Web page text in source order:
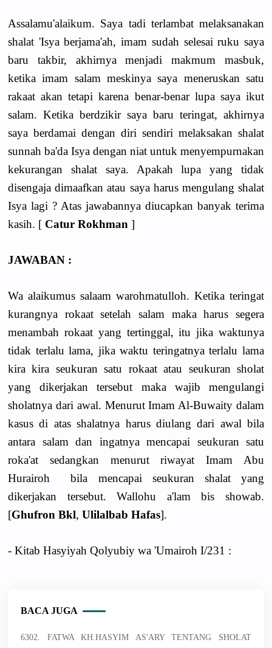
Assalamu'alaikum. Saya tadi terlambat melaksanakan
shalat 'Isya berjama'ah, imam sudah selesai ruku saya
baru takbir, akhirnya menjadi makmum masbuk,
ketika imam salam meskinya saya meneruskan satu
rakaat akan tetapi karena benar-benar lupa saya ikut
salam. Ketika berdzikir saya baru teringat, akhirnya
saya berdamai dengan diri sendiri melaksakan shalat
sunnah ba'da Isya dengan niat untuk menyempurnakan
kekurangan shalat saya. Apakah lupa yang tidak
disengaja dimaafkan atau saya harus mengulang shalat
Isya lagi ? Atas jawabannya diucapkan banyak terima
kasih. [ Catur Rokhman ]
JAWABAN :
Wa alaikumus salaam warohmatulloh. Ketika teringat
kurangnya rokaat setelah salam maka harus segera
menambah rokaat yang tertinggal, itu jika waktunya
tidak terlalu lama, jika waktu teringatnya terlalu lama
kira kira seukuran satu rokaat atau seukuran sholat
yang dikerjakan tersebut maka wajib mengulangi
sholatnya dari awal. Menurut Imam Al-Buwaity dalam
kasus di atas shalatnya harus diulang dari awal bila
antara salam dan ingatnya mencapai seukuran satu
roka'at sedangkan menurut riwayat Imam Abu
Hurairoh bila mencapai seukuran shalat yang
dikerjakan tersebut. Wallohu a'lam bis showab.
[Ghufron Bkl, Ulilalbab Hafas].
- Kitab Hasyiyah Qolyubiy wa 'Umairoh I/231 :
BACA JUGA
6302. FATWA KH.HASYIM AS'ARY TENTANG SHOLAT